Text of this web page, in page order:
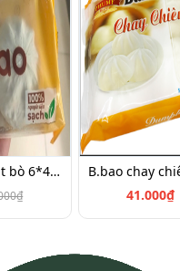
Bánh bao nhân thịt bò 6*45g
41.000₫